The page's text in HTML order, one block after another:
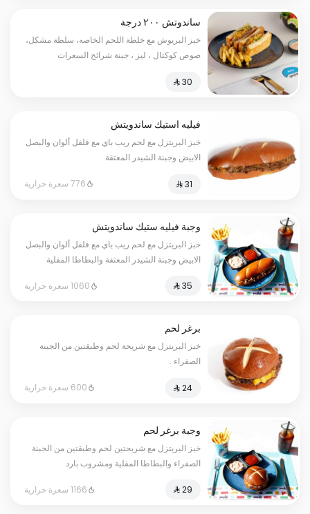
ساندوتش ٢٠٠ درجة
خبز البريوش مع خلطة اللحم الخاصه، سلطة مشكل،
صوص كوكتال ، ليز ، جبنة شرائح السعرات
فيليه استيك ساندويتش
خبز البريتزل مع لحم ريب باي مع فلفل ألوان والبصل
الابيض وجبنة الشيدر المعتقة
776 سعرة حرارية
وجبة فيليه ستيك ساندويتش
خبز البريتزل مع لحم ريب باي مع فلفل ألوان والبصل
الابيض وجبنة الشيدر المعتقة والبطاطا المقلية
1060 سعرة حرارية
برغر لحم
خبز البريتزل مع شريحة لحم وطبقتين من الجبنة
الصفراء .
⁨⁦‪‬ 24⁩ 600 سعرة حرارية
وجبة برغر لحم
خبز البريتزل مع شريحتين لحم وطبقتين من الجبنة
الصفراء والبطاطا المقلية ومشروب بارد
1166 سعرة حرارية